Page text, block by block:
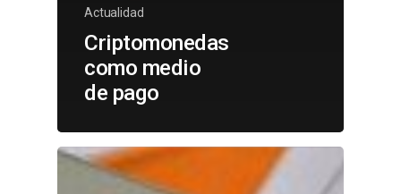
Actualidad
Criptomonedas
como medio
de pago